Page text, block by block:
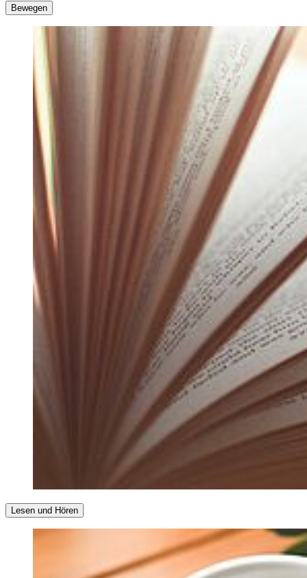
Bewegen
Gegen Traurigkeit und Depression hilft Bewegung und Sport! Das
ist durch Studien nachweislich erwiesen. Das Joggen oder
Spazierengehen sowie das Radfahren draußen in der Natur und der
schönen Frühlingssonne sind ja weiterhin erlaubt! Wenn Sie einen
Garten oder Balkon haben, bietet sich auch die „Gartenarbeit“ an.
Zudem geht Sport auch Zuhause – es gibt auch sehr motivierende
Apps, die helfen, den “inneren Schweinehund“ zu überwinden.
Lesen und Hören
Unsere Lieblings(hör)bücher sind ja oft wie vertraute Wegbegleiter
durch das Leben, weshalb es sich anbietet, solch ein (Hör)Buch nun
erneut zu lesen oder anzuhören. Derzeit kann man (Hör)Bücher
auch einfach im Internet lesen, bestellen oder ausleihen.